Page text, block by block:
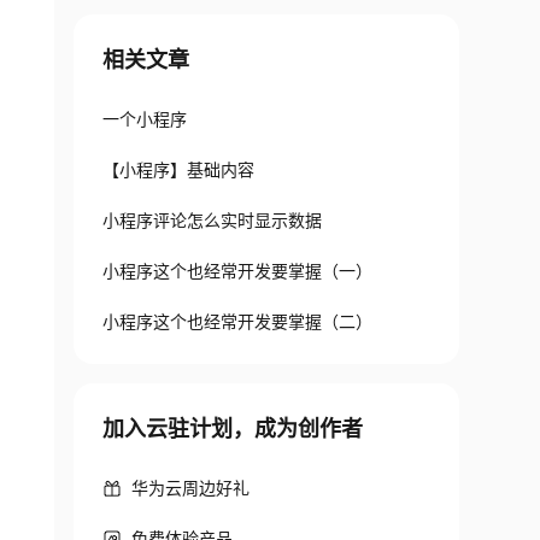
相关文章
一个小程序
【小程序】基础内容
小程序评论怎么实时显示数据
小程序这个也经常开发要掌握（一）
小程序这个也经常开发要掌握（二）
加入云驻计划，成为创作者
华为云周边好礼